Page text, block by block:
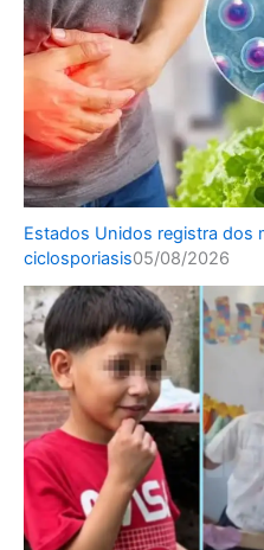
Estados Unidos registra dos
ciclosporiasis05/08/2026